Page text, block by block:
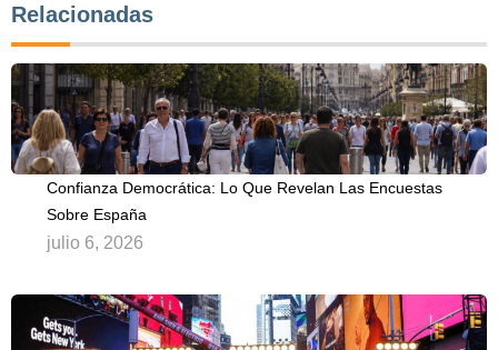
Relacionadas
Confianza Democrática: Lo Que Revelan Las Encuestas
Sobre España
julio 6, 2026